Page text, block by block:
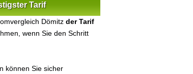
Tarif
Dömitz der Tarif
wenn Sie den Schritt
können Sie sicher